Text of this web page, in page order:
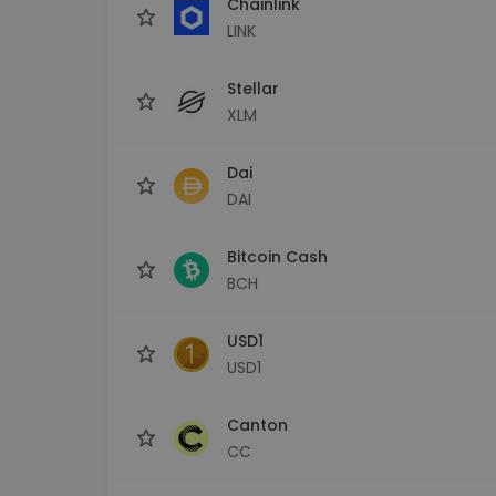
LINK
Stellar
XLM
Dai
DAI
Bitcoin Cash
BCH
USD1
USD1
Canton
CC